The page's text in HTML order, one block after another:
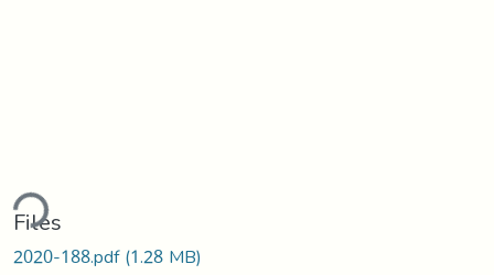
Files
2020-188.pdf(1.28 MB)